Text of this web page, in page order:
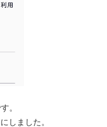
。
しました。